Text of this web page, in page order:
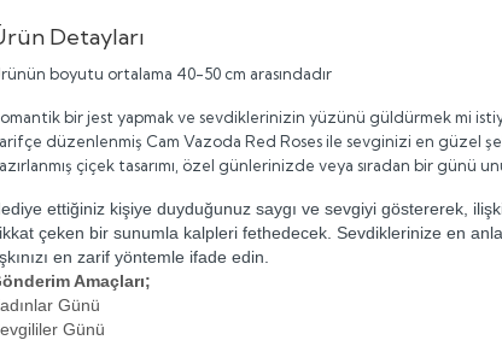
Detayları
boyutu ortalama 40-50 cm arasındadır
bir jest yapmak ve sevdiklerinizin yüzünü güldürmek mi
düzenlenmiş Cam Vazoda Red Rosesile sevginizi en güzel
çiçek tasarımı, özel günlerinizde veya sıradan bir günü
ettiğiniz kişiye duyduğunuz saygı ve sevgiyi göstererek,
çeken bir sunumla kalpleri fethedecek. Sevdiklerinize en
en zarif yöntemle ifade edin.
Amaçları;
Günü
Günü